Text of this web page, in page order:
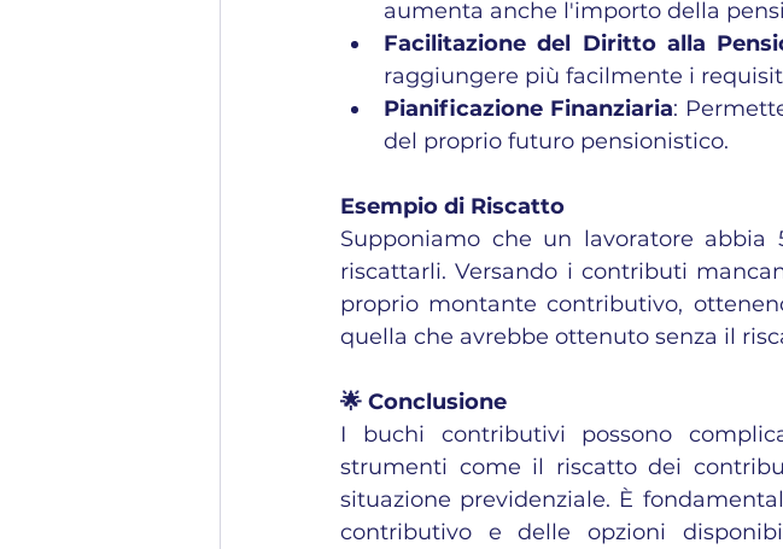
aumenta anche l'importo della
Facilitazione del Diritto alla
raggiungere più facilmente i
Pianificazione Finanziaria:
del proprio futuro pensionistico.
Esempio di Riscatto
Supponiamo che un lavoratore
riscattarli. Versando i contributi
proprio montante contributivo,
quella che avrebbe ottenuto senza il
🌟 Conclusione
I buchi contributivi possono
strumenti come il riscatto dei
situazione previdenziale. È
contributivo e delle opzioni